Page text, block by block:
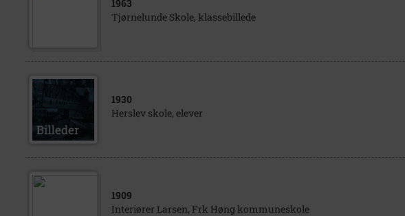
1963
Tjørnelunde Skole, klassebillede
1930
Herslev skole, elever
1909
Interiører Larsen, Frk Høng kommuneskole